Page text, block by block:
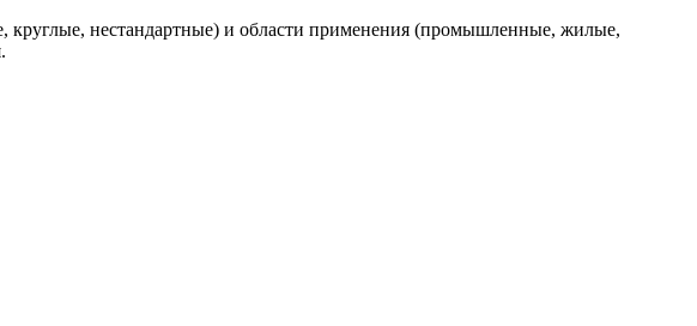
нестандартные) и области применения (промышленные, жилые,